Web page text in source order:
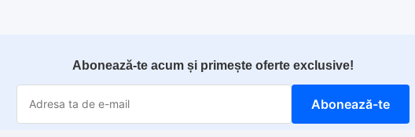
Abonează-te acum și primește oferte exclusive!
Abonează-te